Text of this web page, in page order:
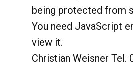
being protected from
You need JavaScript
view it.
Christian Weisner Tel.